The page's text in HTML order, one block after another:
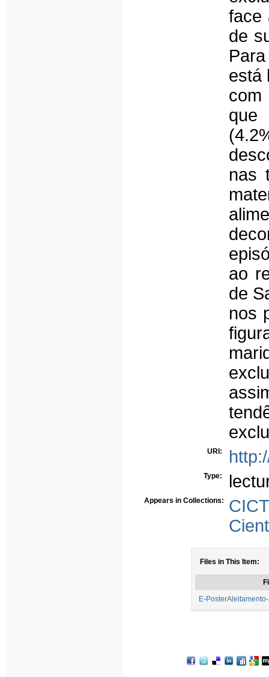
face
de
está
que
nas
ao
de
nos
URI:
Type:
Appears in Collections:
Files in This Item:
E-